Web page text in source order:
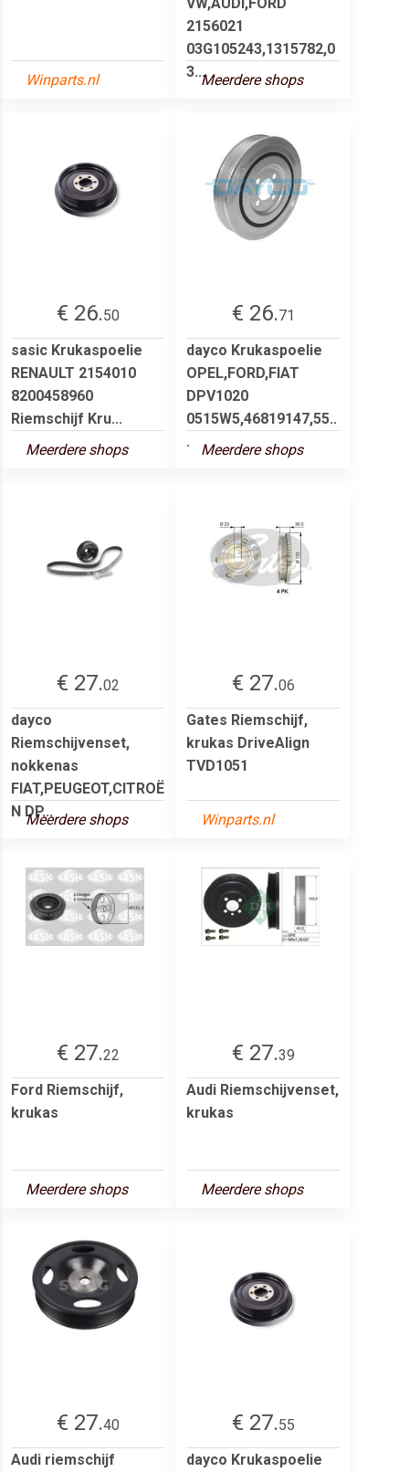
Winparts.nl
2156021
03G105243,1315782,0
3...Meerdere shops
€ 26.50
sasic Krukaspoelie
RENAULT 2154010
8200458960
Riemschijf Kru...
Meerdere shops
€ 26.71
dayco Krukaspoelie
OPEL,FORD,FIAT
DPV1020
0515W5,46819147,55..
.
Meerdere shops
€ 27.02
dayco
Riemschijvenset,
nokkenas
FIAT,PEUGEOT,CITROË
N DP...
Meerdere shops
€ 27.06
Gates Riemschijf,
krukas DriveAlign
TVD1051
Winparts.nl
€ 27.22
Ford Riemschijf,
krukas
Meerdere shops
€ 27.39
Audi Riemschijvenset,
krukas
Meerdere shops
€ 27.40
Audi riemschijf
€ 27.55
dayco Krukaspoelie